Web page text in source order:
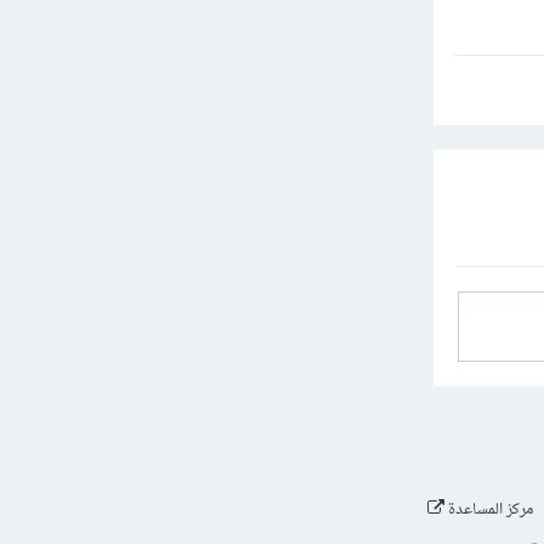
مركز المساعدة